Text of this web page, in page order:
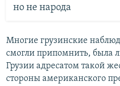
но не народа
Многие грузинские
смогли припомнить, была
Грузии адресатом такой
стороны американского